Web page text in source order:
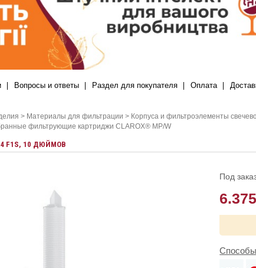
Вопросы и ответы Раздел для покупателя Оплата
> Материалы для фильтрации > Корпуса и фильтроэлементы
фильтрующие картриджи CLAROX® MP/W
F1S, 10 ДЮЙМОВ
Под